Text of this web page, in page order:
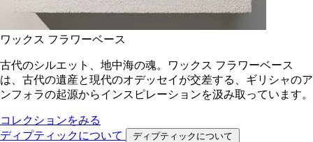
ワックス フラワーベース
古代のシルエット、地中海の魂。ワックス フラワーベース
は、古代の遺産と現代のオデッセイが交差する、ギリシャのア
ンフォラの起源からインスピレーションを汲み取っています。
コレクションをみる
ディプティックについて
ディプティックについて